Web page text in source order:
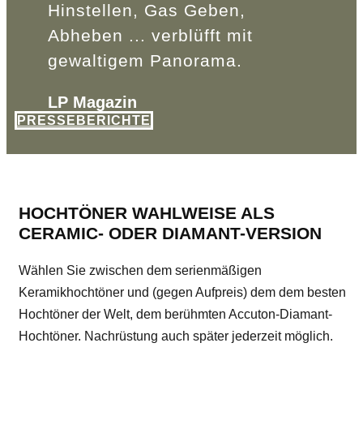
Hinstellen, Gas Geben,
Abheben ... verblüfft mit
gewaltigem Panorama.
LP Magazin
PRESSEBERICHTE
HOCHTÖNER WAHLWEISE ALS
CERAMIC- ODER DIAMANT-VERSION
Wählen Sie zwischen dem serienmäßigen
Keramikhochtöner und (gegen Aufpreis) dem dem besten
Hochtöner der Welt, dem berühmten Accuton-Diamant-
Hochtöner. Nachrüstung auch später jederzeit möglich.